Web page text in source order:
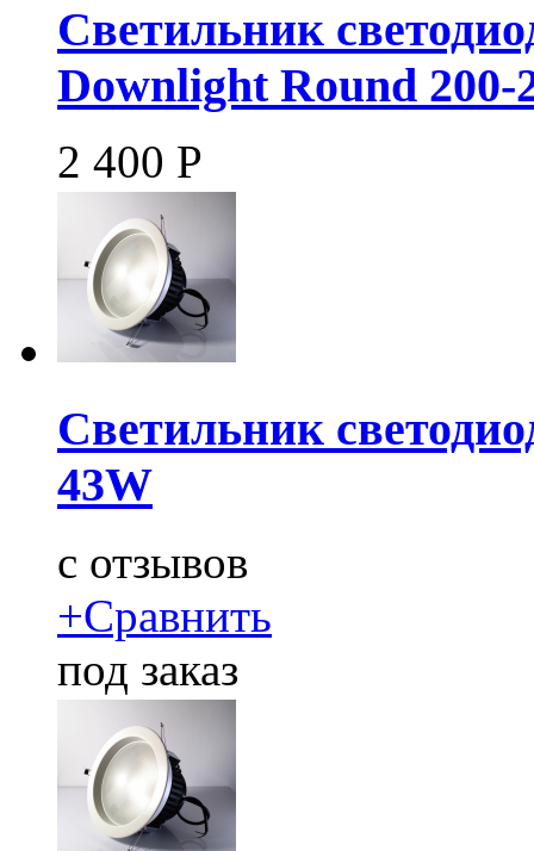
Светильник
Downlight Round 200-
2 400 Р
Светильник
43W
c отзывов
+Сравнить
под заказ